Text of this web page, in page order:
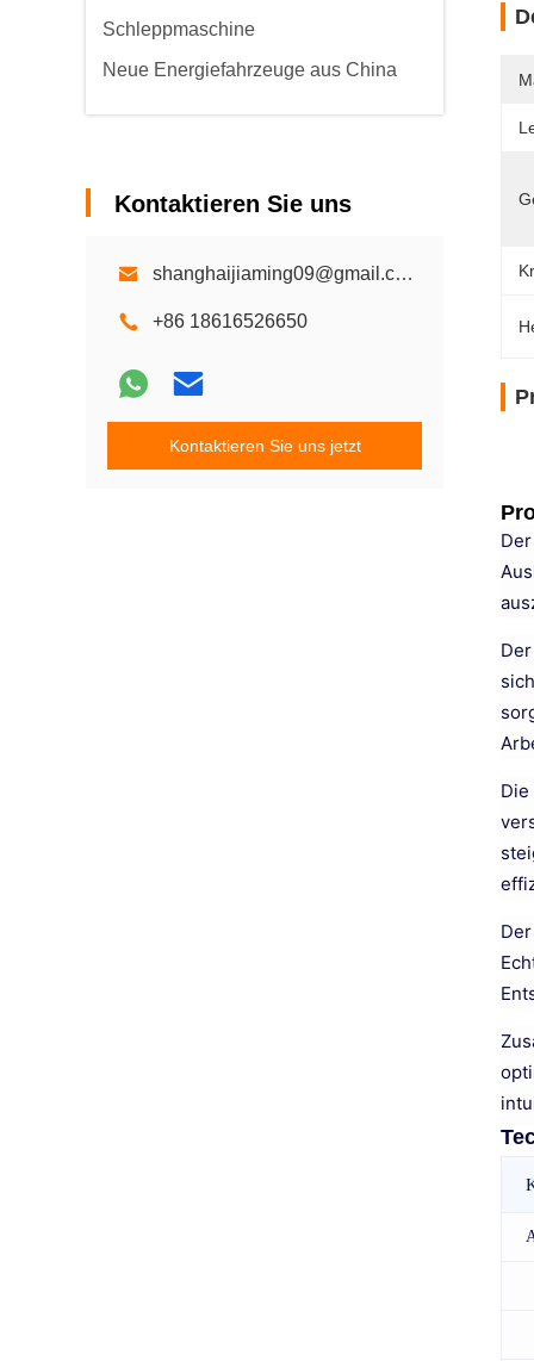
Schleppmaschine
Neue Energiefahrzeuge aus China
Kontaktieren Sie uns
shanghaijiaming09@gmail.com
+86 18616526650
Kontaktieren Sie uns jetzt